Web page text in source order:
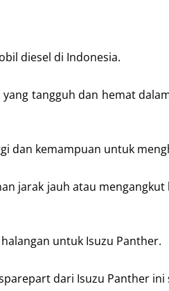
diesel di Indonesia.
tangguh dan hemat
dan kemampuan untuk
jarak jauh atau
untuk Isuzu Panther.
dari Isuzu Panther ini